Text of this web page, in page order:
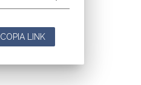
COPIA LINK